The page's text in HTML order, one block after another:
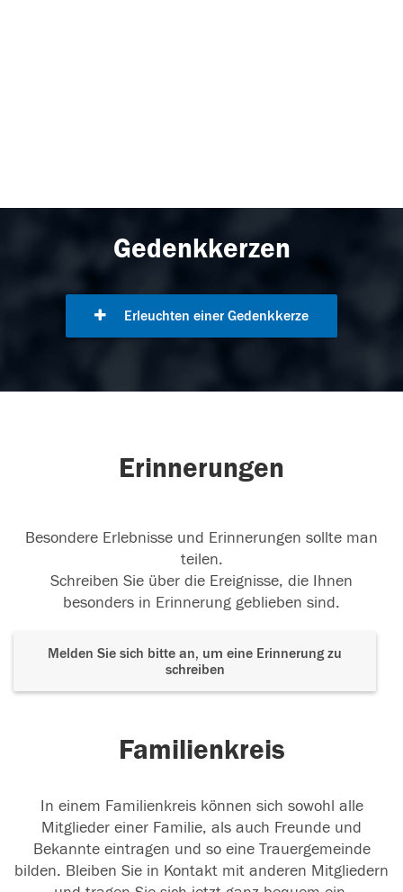
Gedenkkerzen
Erleuchten einer Gedenkkerze
Erinnerungen
Besondere Erlebnisse und Erinnerungen sollte man
teilen.
Schreiben Sie über die Ereignisse, die Ihnen
besonders in Erinnerung geblieben sind.
Melden Sie sich bitte an, um eine Erinnerung zu
schreiben
Familienkreis
In einem Familienkreis können sich sowohl alle
Mitglieder einer Familie, als auch Freunde und
Bekannte eintragen und so eine Trauergemeinde
bilden. Bleiben Sie in Kontakt mit anderen Mitgliedern